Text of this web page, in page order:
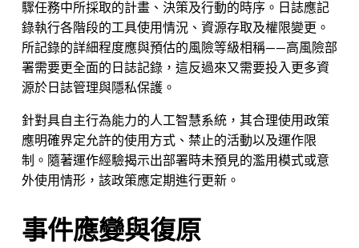
驟任務中所採取的計畫、決策及行動的時序。日誌應記
錄執行各階段的工具使用情況、資源存取及權限變更。
所記錄的詳細程度應與預估的風險等級相稱——高風險部
署需要更全面的日誌記錄，這反過來又需要投入更多資
源於日誌管理與隱私保護。
針對具自主行為能力的人工智慧系統，其合理使用政策
應明確界定允許的使用方式、禁止的活動以及運作限
制。隨著運作經驗揭示出部署時未預見的濫用模式或意
外使用情形，該政策應定期進行更新。
事件應變與復原
Nicole